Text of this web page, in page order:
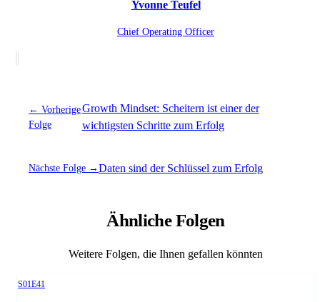
Yvonne Teufel
Chief Operating Officer
← Vorherige
Folge
Growth Mindset: Scheitern ist einer der
wichtigsten Schritte zum Erfolg
Nächste Folge →Daten sind der Schlüssel zum Erfolg
Ähnliche Folgen
Weitere Folgen, die Ihnen gefallen könnten
Season 1, Episode 41
S01E41